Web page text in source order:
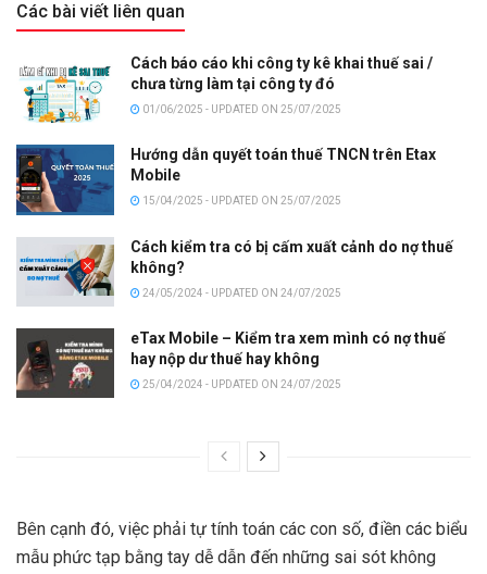
Các bài viết liên quan
Cách báo cáo khi công ty kê khai thuế sai /
chưa từng làm tại công ty đó
01/06/2025 - UPDATED ON 25/07/2025
Hướng dẫn quyết toán thuế TNCN trên Etax
Mobile
15/04/2025 - UPDATED ON 25/07/2025
Cách kiểm tra có bị cấm xuất cảnh do nợ thuế
không?
24/05/2024 - UPDATED ON 24/07/2025
eTax Mobile – Kiểm tra xem mình có nợ thuế
hay nộp dư thuế hay không
25/04/2024 - UPDATED ON 24/07/2025
Bên cạnh đó, việc phải tự tính toán các con số, điền các biểu
mẫu phức tạp bằng tay dễ dẫn đến những sai sót không